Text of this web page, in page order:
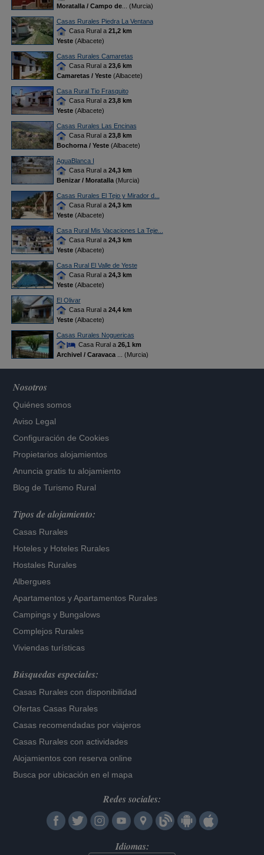
Moratalla / Campo de... (Murcia)
Casas Rurales Piedra La Ventana
Casa Rural a 21,2 km
Yeste(Albacete)
Casas Rurales Camaretas
Casa Rural a 23,6 km
Camaretas / Yeste(Albacete)
Casa Rural Tio Frasquito
Casa Rural a 23,8 km
Yeste(Albacete)
Casas Rurales Las Encinas
Casa Rural a 23,8 km
Bochorna / Yeste(Albacete)
AguaBlanca I
Casa Rural a 24,3 km
Benizar / Moratalla(Murcia)
Casas Rurales El Tejo y Mirador d...
Casa Rural a 24,3 km
Yeste(Albacete)
Casa Rural Mis Vacaciones La Teje...
Casa Rural a 24,3 km
Yeste(Albacete)
Casa Rural El Valle de Yeste
Casa Rural a 24,3 km
Yeste(Albacete)
El Olivar
Casa Rural a 24,4 km
Yeste(Albacete)
Casas Rurales Noguericas
Casa Rural a 26,1 km
Archivel / Caravaca
... (Murcia)
Nosotros
Quiénes somos
Aviso Legal
Configuración de Cookies
Propietarios alojamientos
Anuncia gratis tu alojamiento
Blog de Turismo Rural
Tipos de alojamiento:
Casas Rurales
Hoteles y Hoteles Rurales
Hostales Rurales
Albergues
Apartamentos yApartamentos Rurales
Campings y Bungalows
Complejos Rurales
Viviendas turísticas
Búsquedas especiales:
Casas Rurales con disponibilidad
Ofertas Casas Rurales
Casas recomendadas por viajeros
Casas Rurales con actividades
Alojamientos con reserva online
Busca por ubicación en el mapa
Redes sociales:
Idiomas: